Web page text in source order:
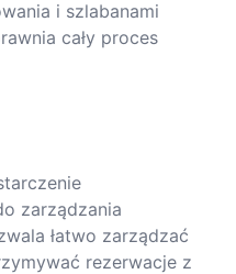
i szlabanami
cały proces
zarządzania
łatwo zarządzać
rezerwacje z